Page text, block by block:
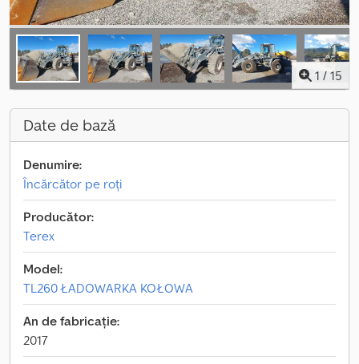
1 / 15
Date de bază
Denumire:
Încărcător pe roți
Producător:
Terex
Model:
TL260 ŁADOWARKA KOŁOWA
An de fabricație:
2017